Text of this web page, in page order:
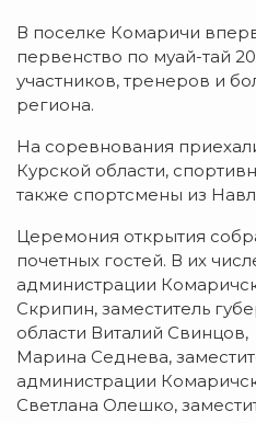
В поселке Комаричи
первенство по муай-тай
участников, тренеров и
региона.
На соревнования
Курской области,
также спортсмены из
Церемония открытия
почетных гостей. В их
администрации
Скрипин, заместитель
области Виталий
Марина Седнева,
администрации
Светлана Олешко,